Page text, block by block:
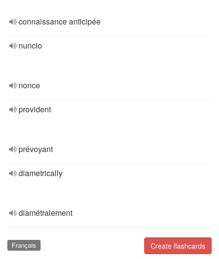
connaissance anticipée
nuncio
nonce
provident
prévoyant
diametrically
diamétralement
Create flashcards
Français